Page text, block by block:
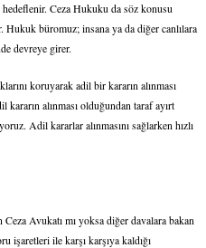
Ceza Hukuku da söz konusu
Hukuk büromuz; insana ya da diğer canlılara
devreye girer.
koruyarak adil bir kararın alınması
alınması olduğundan taraf ayırt
Adil kararlar alınmasını sağlarken hızlı
Avukatı mı yoksa diğer davalara bakan
işaretleri ile karşı karşıya kaldığı